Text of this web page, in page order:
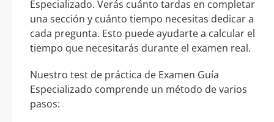
Especializado. Verás cuánto tardas en completar
una sección y cuánto tiempo necesitas dedicar a
cada pregunta. Esto puede ayudarte a calcular el
tiempo que necesitarás durante el examen real.
Nuestro test de práctica de Examen Guía
Especializado comprende un método de varios
pasos: